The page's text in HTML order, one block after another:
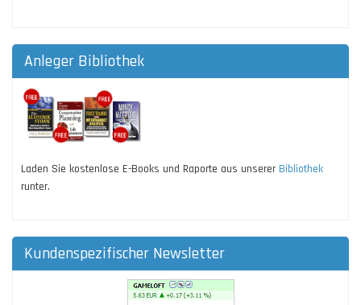
Anleger Bibliothek
Laden Sie kostenlose E-Books und Raporte aus unserer Bibliothek
runter.
Kundenspezifischer Newsletter